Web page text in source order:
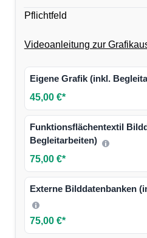
Pflichtfeld
Videoanleitung zur
Eigene Grafik (inkl.
45,00 €*
Funktionsflächentextil
Begleitarbeiten)
75,00 €*
Externe Bilddatenbanken
75,00 €*